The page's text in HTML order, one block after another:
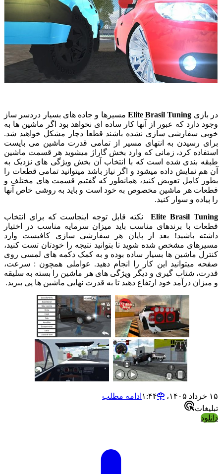
در بازی Elite Brasil Tuning مسیرها و جاده های بسیار دردسر ساز
وجود دارد که عبور از آنها کار ساده ای نخواهد بود اگر ماشین ها به
خوبی سفارشی سازی نشده باشند قطعا دچار مشکل خواهید شد.
برای رسیدن به انتهای مسیر از تمامی قدرت ماشین می بایست
استفاده کرد، زمانی که وارد بخش گاراژ میشوید هر قسمت ماشین
طبقه بندی شده است که با انتخاب آن بخش ویژگی های نزدیک به
آن هم نمایش داده میشود و اگر نیاز باشد میتوانید تمامی قطعات را
بطور کامل تعویض کنید، همانطور که گفتیم قسمت های مختلف و
قطعات هر ماشین مخصوص به خود است و باید به روشی خاص آنها
را پیاده و سوار کنید.
Elite Brasil Tuningنکته قابل توجه اینجاست که برای انتخاب
قطعات با برندهای مناسب باید میزان سرمایه مناسب در اختیار
داشته باشید! بعد از پایان هر سفارشی سازی کافیست وارد
مسیرهای مشخص شده شوید تا بتوانید نتیجه را خودتان تست کنید،
کنترل ماشین ها بسیار ساده بوده و به کمک دکمه های لمسی روی
صفحه میتوانید این کار را انجام دهید. عواملی همچون : سرعت،
قدرت، شتاب گیری و دیگر ویژگی های هر ماشین را بسته به سلیقه
و میزان درآمد خود ارتفاع دهید تا به قدرت نهایی ماشین ها پی ببرید.
۱۵ خرداد ۱۴۰۵،‏ ۱:۴۴
ادامه مطلب
تبلیغات
دانلود